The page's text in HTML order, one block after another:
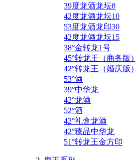
39度龙酒龙坛8
42度龙酒龙坛10
53度龙酒龙印30
42度龙酒龙坛15
38°金转龙1号
45°转龙王（商务版）
42°转龙王（婚庆版）
53°酒
39°中华龙
42°龙酒
52°酒
42°礼盒龙酒
42°臻品中华龙
51°转龙王金方印